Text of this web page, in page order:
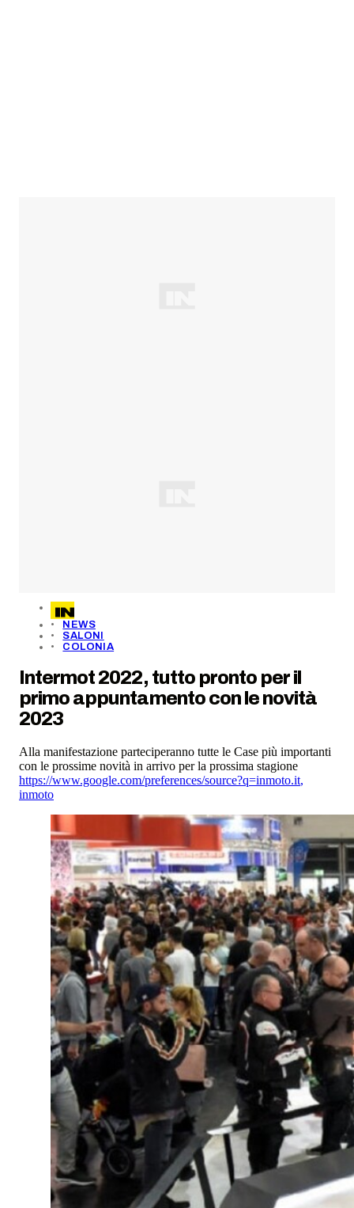
NEWS
SALONI
COLONIA
Intermot 2022, tutto pronto per il
primo appuntamento con le novità
2023
Alla manifestazione parteciperanno tutte le Case più importanti
con le prossime novità in arrivo per la prossima stagione
https://www.google.com/preferences/source?q=inmoto.it,
inmoto